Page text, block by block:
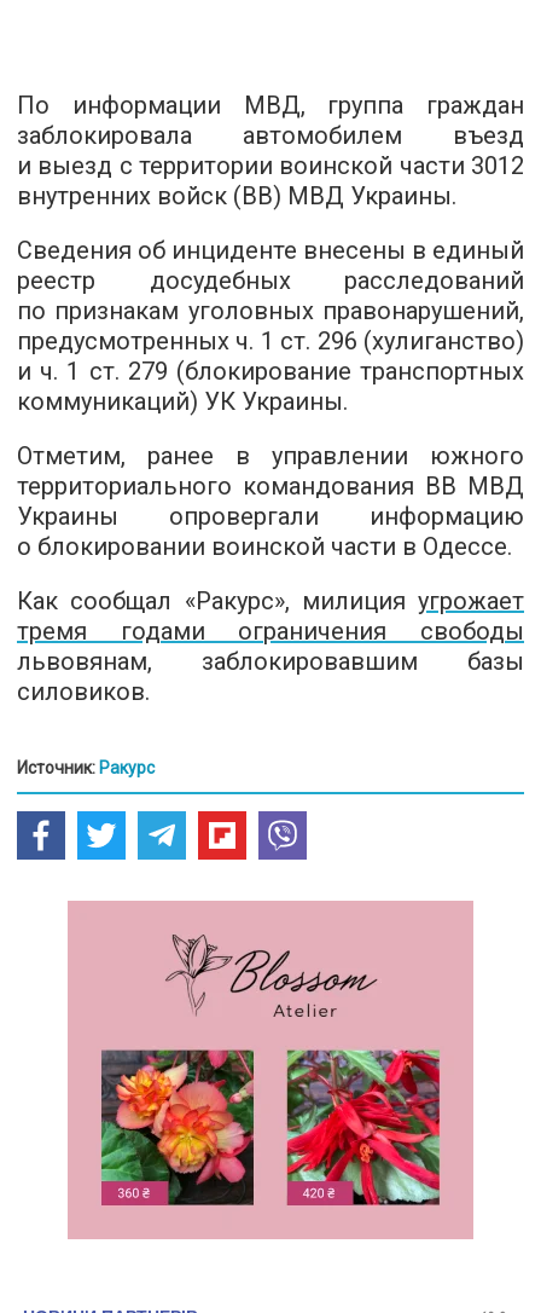
По информации МВД, группа граждан
заблокировала автомобилем въезд
и выезд с территории воинской части 3012
внутренних войск (ВВ) МВД Украины.
Сведения об инциденте внесены в единый
реестр досудебных расследований
по признакам уголовных правонарушений,
предусмотренных ч. 1 ст. 296 (хулиганство)
и ч. 1 ст. 279 (блокирование транспортных
коммуникаций) УК Украины.
Отметим, ранее в управлении южного
территориального командования ВВ МВД
Украины опровергали информацию
о блокировании воинской части в Одессе.
Как сообщал «Ракурс», милиция угрожает
тремя годами ограничения свободы
львовянам, заблокировавшим базы
силовиков.
Источник: Ракурс